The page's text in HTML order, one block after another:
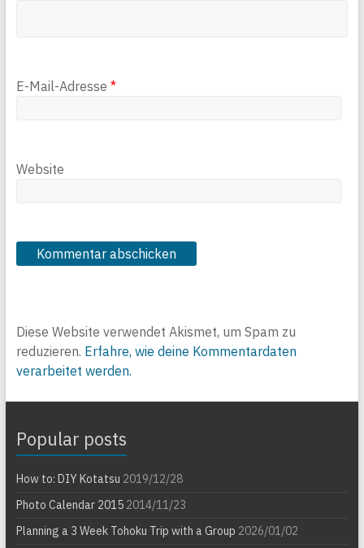
E-Mail-Adresse *
Website
Diese Website verwendet Akismet, um Spam zu
reduzieren. Erfahre, wie deine Kommentardaten
verarbeitet werden.
Popular posts
How to: DIY Kotatsu 2019/12/28
Photo Calendar 20152014/11/23
Planning a 3 Week Tohoku Trip with a Group 2026/01/02